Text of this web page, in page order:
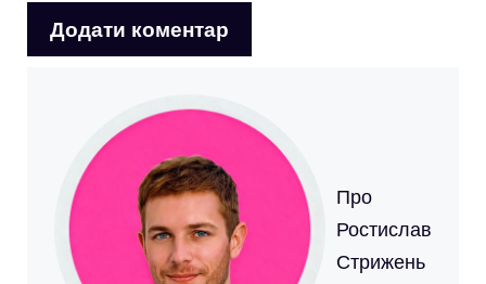
Про
Ростислав
Стрижень